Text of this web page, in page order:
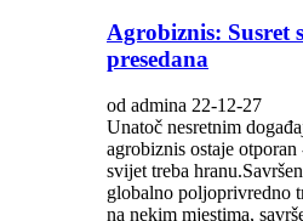
Agrobiznis: Susret
presedana
od admina 22-12-27
Unatoč nesretnim
agrobiznis ostaje
svijet treba
globalno poljoprivredno
na nekim mjestima,